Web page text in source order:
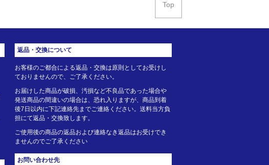
Top
返品・交換について
お客様のご都合による返品・交換は原則としてお受けし
ておりませんので、ご了承ください。
お届けした商品が破損、汚損など不良品であった場合や
発送商品の間違いの場合は、恐れ入りますが、商品到着
後7日以内に下記連絡先までご連絡ください。送料当方負
担にて返品・交換致します。
ご使用後の商品の返品および連絡なき返品はお受けでき
ませんのでご了承ください
お問い合わせ先